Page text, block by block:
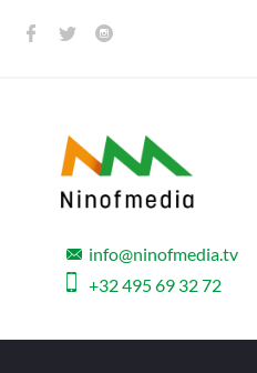
info@ninofmedia.tv
+32 495 69 32 72